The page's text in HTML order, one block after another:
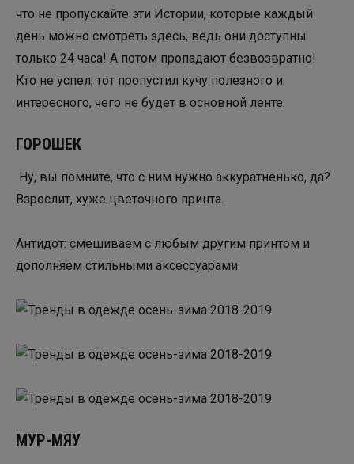
что не пропускайте эти Истории, которые каждый
день можно смотреть здесь, ведь они доступны
только 24 часа! А потом пропадают безвозвратно!
Кто не успел, тот пропустил кучу полезного и
интересного, чего не будет в основной ленте.
ГОРОШЕК
Ну, вы помните, что с ним нужно аккуратненько, да?
Взрослит, хуже цветочного принта.
Антидот: смешиваем с любым другим принтом и
дополняем стильными аксессуарами.
МУР-МЯУ